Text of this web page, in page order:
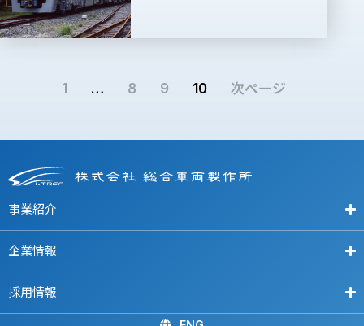
1 … 8 9 10 次ページ
事業紹介
企業情報
採用情報